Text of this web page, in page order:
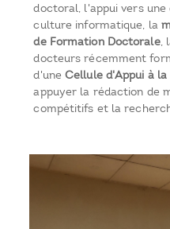
doctoral, l'appui vers
culture informatique, la
de Formation Doctorale,
docteurs récemment
d'uneCellule d'Appui à la
appuyer la rédaction de
compétitifs et la